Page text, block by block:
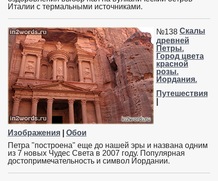
Италии с термальными источниками.
№138 Скалы
древней
Петры.
Город цвета
красной
розы.
Иордания.
Путешествия
Изображения| Обои
Петра "построена" еще до нашей эры и названа одним
из 7 новых Чудес Света в 2007 году. Популярная
достопримечательность и символ Иордании.